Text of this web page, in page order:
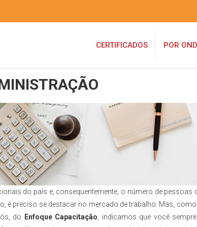
CERTIFICADOS POR
do país e, consequentemente, o número de pessoas
é preciso se destacar no mercado de trabalho. Mas,
do
Enfoque Capacitação , indicamos que você